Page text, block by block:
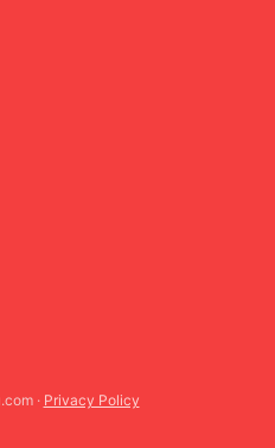
· Privacy Policy